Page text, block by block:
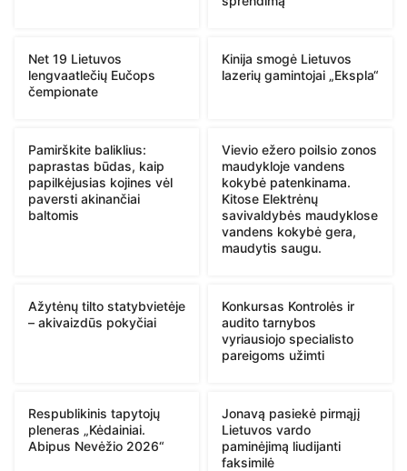
Net 19 Lietuvos
lengvaatlečių Eučops
čempionate
Kinija smogė Lietuvos
lazerių gamintojai „Ekspla“
Pamirškite baliklius:
paprastas būdas, kaip
papilkėjusias kojines vėl
paversti akinančiai
baltomis
Vievio ežero poilsio zonos
maudykloje vandens
kokybė patenkinama.
Kitose Elektrėnų
savivaldybės maudyklose
vandens kokybė gera,
maudytis saugu.
Ažytėnų tilto statybvietėje
– akivaizdūs pokyčiai
Konkursas Kontrolės ir
audito tarnybos
vyriausiojo specialisto
pareigoms užimti
Respublikinis tapytojų
pleneras „Kėdainiai.
Abipus Nevėžio 2026“
Jonavą pasiekė pirmąjį
Lietuvos vardo
paminėjimą liudijanti
faksimilė